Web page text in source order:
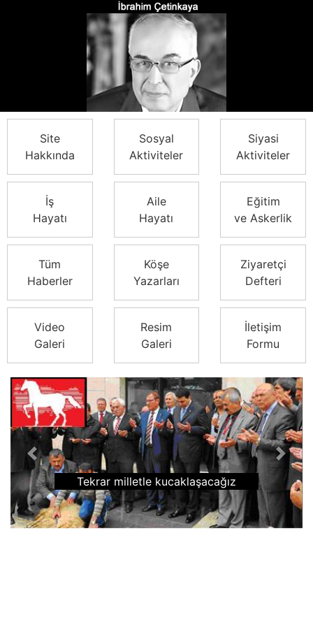
Site
Hakkında
Sosyal
Aktiviteler
Siyasi
Aktiviteler
İş
Hayatı
Aile
Hayatı
Eğitim
ve Askerlik
Tüm
Haberler
Köşe
Yazarları
Ziyaretçi
Defteri
Video
Galeri
Resim
Galeri
İletişim
Formu
Tekrar milletle kucaklaşacağız
Previous Next